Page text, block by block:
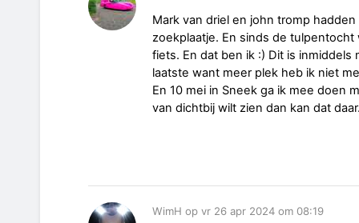
Mark van driel en john tromp
zoekplaatje. En sinds de
fiets. En dat ben ik :) Dit is
laatste want meer plek heb ik niet
En 10 mei in Sneek ga ik mee doen
van dichtbij wilt zien dan kan dat
WimH op vr 26 apr 2024 om 08:19